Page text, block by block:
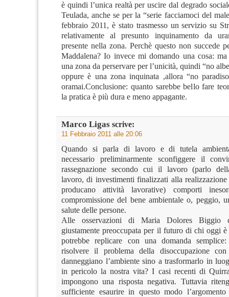
è quindi l’unica realtà per uscire dal degrado
Teulada, anche se per la “serie facciamoci del
febbraio 2011, è stato trasmesso un servizio su
relativamente al presunto inquinamento da
presente nella zona. Perchè questo non succede
Maddalena? Io invece mi domando una cosa:
una zona da perservare per l’unicità, quindi “no
oppure è una zona inquinata ,allora “no
oramai.Conclusione: quanto sarebbe bello fare
la pratica è più dura e meno appagante.
Marco Ligas scrive:
11 Febbraio 2011 alle 20:06
Quando si parla di lavoro e di tutela
necessario preliminarmente sconfiggere il
rassegnazione secondo cui il lavoro (parlo
lavoro, di investimenti finalizzati alla
producano attività lavorative) comporti
compromissione del bene ambientale o, peggio,
salute delle persone.
Alle osservazioni di Maria Dolores Biggio
giustamente preoccupata per il futuro di chi oggi
potrebbe replicare con una domanda
risolvere il problema della disoccupazione
danneggiano l’ambiente sino a trasformarlo in
in pericolo la nostra vita? I casi recenti di
impongono una risposta negativa. Tuttavia
sufficiente esaurire in questo modo